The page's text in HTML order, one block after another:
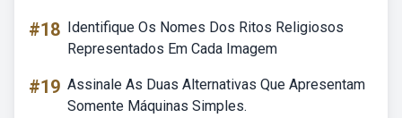
#18 Identifique Os Nomes Dos Ritos Religiosos
Representados Em Cada Imagem
#19 Assinale As Duas Alternativas Que Apresentam
Somente Máquinas Simples.